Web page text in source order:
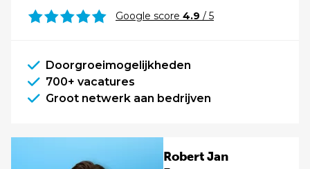
Google score 4.9 / 5
Doorgroeimogelijkheden
700+ vacatures
Groot netwerk aan bedrijven
Robert Jan